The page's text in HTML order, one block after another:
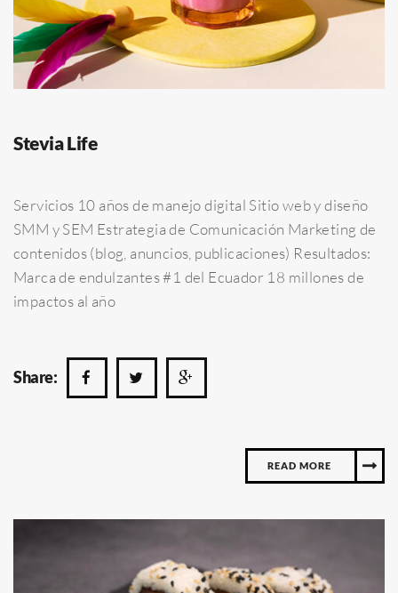
Stevia Life
Servicios 10 años de manejo digital Sitio web y diseño
SMM y SEM Estrategia de Comunicación Marketing de
contenidos (blog, anuncios, publicaciones) Resultados:
Marca de endulzantes #1 del Ecuador 18 millones de
impactos al año
Share:
READ MORE